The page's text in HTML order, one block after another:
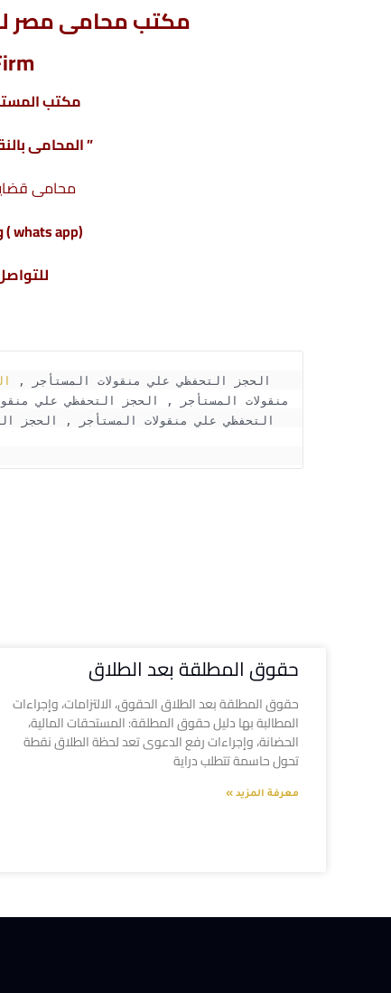
مكتب محامى مصر
مكتب
” المحامى
محامى
(whats app ) واتس أب : 201220615243+
للتواصل :
الحجز التحفظي علي منقولات المستأجر ,
حقوق المطلقة بعد الطلاق
حقوق المطلقة بعد الطلاق الحقوق، الالتزامات، وإجراءات
المطالبة بها دليل حقوق المطلقة: المستحقات المالية،
الحضانة، وإجراءات رفع الدعوى تعد لحظة الطلاق نقطة
تحول حاسمة تتطلب دراية
معرفة المزيد »